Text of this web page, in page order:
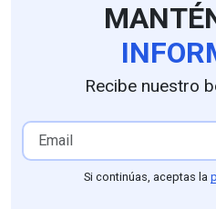
Recibe nuestro
Si continúas, aceptas la